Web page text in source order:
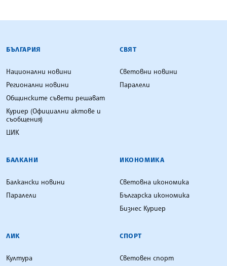
БЪЛГАРСКА ТЕЛЕГРАФНА АГЕНЦИЯ
БЪЛГАРИЯ
Национални новини
Регионални новини
Общинските съвети решават
Куриер (Официални актове и
съобщения)
ЦИК
СВЯТ
Световни новини
Паралели
БАЛКАНИ
Балкански новини
Паралели
ИКОНОМИКА
Световна икономика
Българска икономика
Бизнес Куриер
ЛИК
Култура
СПОРТ
Световен спорт